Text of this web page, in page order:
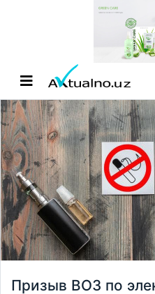
Призыв ВОЗ по